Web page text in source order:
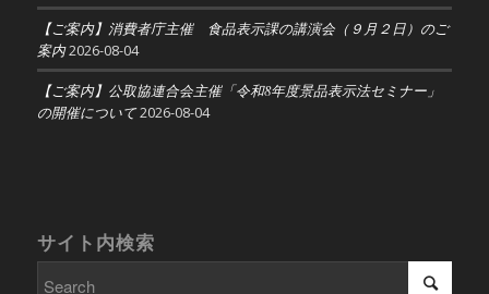
【ご案内】消費者庁主催 食品表示課の講演会（９月２日）のご
案内 2026-08-04
【ご案内】公取協連合会主催「令和8年度景品表示法セミナー」
の開催について 2026-08-04
サイト内検索